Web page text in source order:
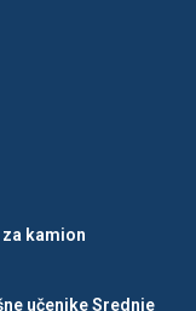
kamion
učenike Srednje